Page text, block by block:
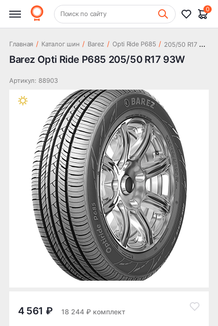
+7 (831) 261-35-35 Шиномонтаж
Поиск по сайту
0
Главная / Каталог шин / Barez / Opti Ride P685 / 2
05/50 R17 93W
Barez Opti Ride P685 205/50 R17 93W
Артикул: 88903
4 561 ₽ 18 244 ₽ комплект